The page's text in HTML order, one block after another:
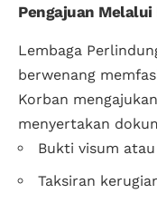
Pengajuan Melalui
Lembaga
berwenang
Korban
menyertakan
Bukti visum
Taksiran